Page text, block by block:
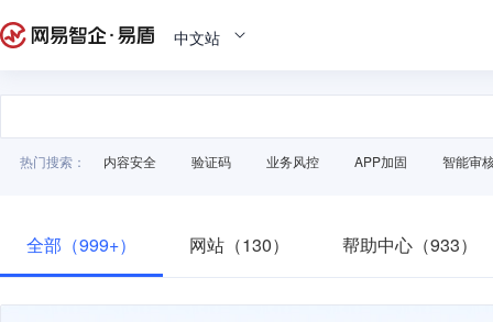
中文站
热门搜索： 内容安全 验证码 业务风控 APP加固 智能审
全部（999+） 网站（130） 帮助中心（933）